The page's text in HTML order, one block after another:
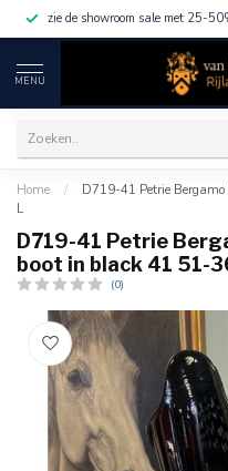
zie de showroom sale met 25-
MENU
Home /
D719-41 Petrie
L
D719-41 Petrie
boot in black 41 51-
(0)